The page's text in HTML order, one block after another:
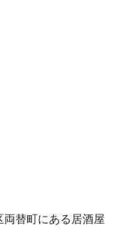
両替町にある居酒屋